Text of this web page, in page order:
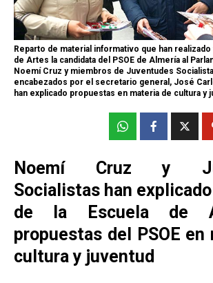
Reparto de material informativo que han
de Artes la candidata del PSOE de Almería al
Noemí Cruz y miembros de Juventudes
encabezados por el secretario general, José
han explicado propuestas en materia de cultura y
Noemí Cruz y
Socialistas han
de la Escuela de
propuestas del PSOE en
cultura y juventud